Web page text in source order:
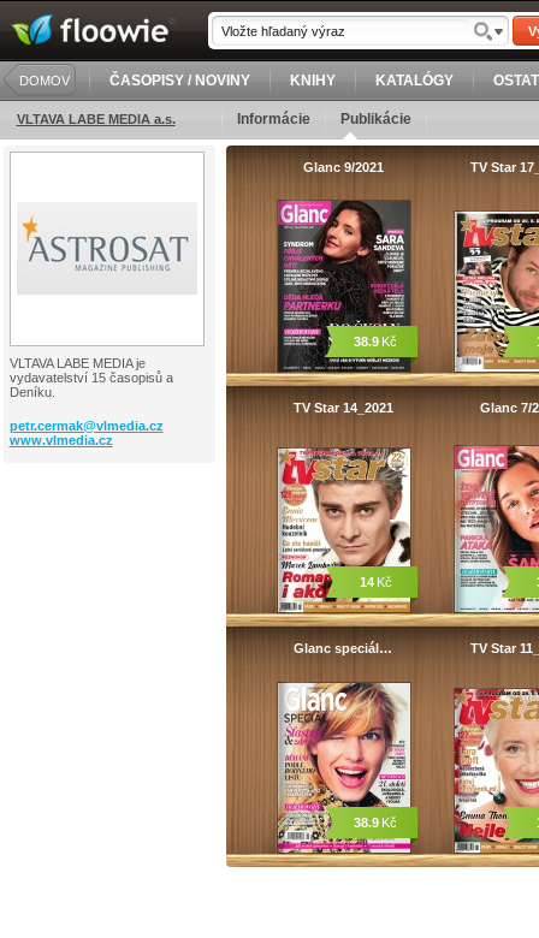
DOMOV ČASOPISY / NOVINY KNIHY KATALÓGY
VLTAVA LABE MEDIA a.s. Informácie Publikácie
VLTAVA LABE MEDIA je
vydavatelství 15 časopisů a
Deníku.
petr.cermak@vlmedia.cz
www.vlmedia.cz
Glanc 9/2021
38.9 Kč
TV Star
TV Star 14_2021
14Kč
Glanc 7/
Glanc speciál…
38.9 Kč
TV Star